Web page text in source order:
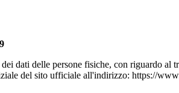
dati delle persone fisiche, con riguardo al
del sito ufficiale all'indirizzo: https://